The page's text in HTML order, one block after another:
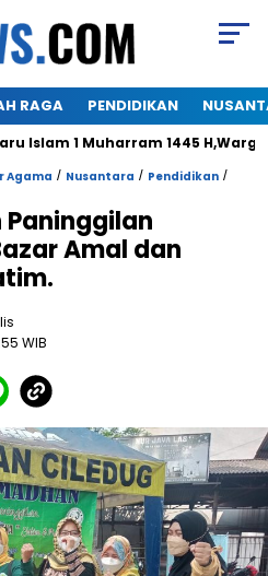
RAGA PENDIDIKAN
1 Muharram 1445 H,Warga
Agama / Nusantara / Pendidikan /
Paninggilan
Amal dan
WIB